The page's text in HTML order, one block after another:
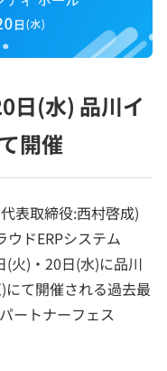
日(水) 品川イ
開催
表取締役:西村啓成)
ドERPシステム
(火)・20日(水)に品川
て開催される過去最
ートナーフェス